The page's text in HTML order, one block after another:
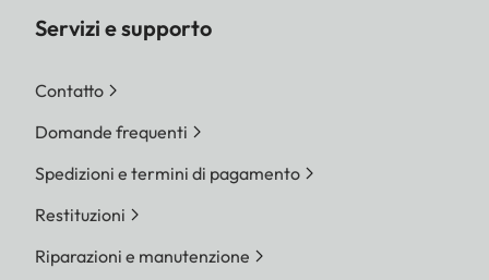
Servizi e supporto
Contatto
Domande frequenti
Spedizioni e termini di pagamento
Restituzioni
Riparazioni e manutenzione